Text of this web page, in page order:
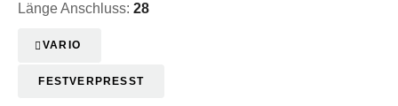
Länge Anschluss: 28
VARIO
FESTVERPRESST